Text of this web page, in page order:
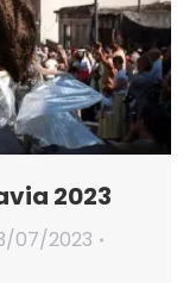
2023
07/2023